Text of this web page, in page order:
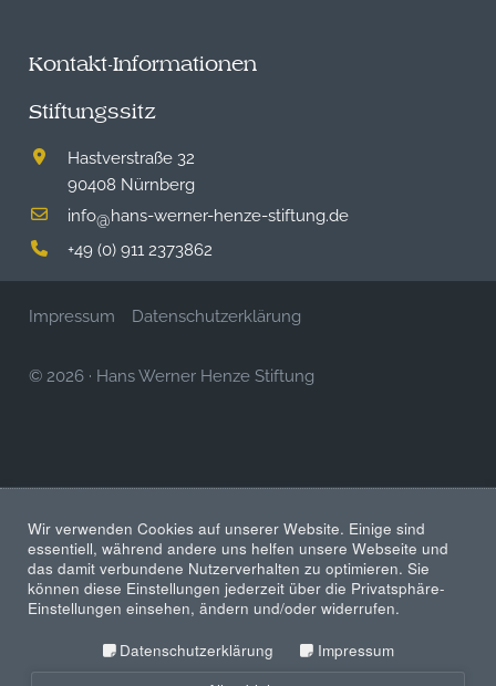
Kontakt-Informationen
Stiftungssitz
Hastverstraße 32
90408 Nürnberg
info@hans-werner-henze-stiftung.de
+49 (0) 911 2373862
Impressum Datenschutzerklärung
© 2026 · Hans Werner Henze Stiftung
Wir verwenden Cookies auf unserer Website. Einige sind
essentiell, während andere uns helfen unsere Webseite und
das damit verbundene Nutzerverhalten zu optimieren. Sie
können diese Einstellungen jederzeit über die Privatsphäre-
Einstellungen einsehen, ändern und/oder widerrufen.
Datenschutzerklärung
Impressum